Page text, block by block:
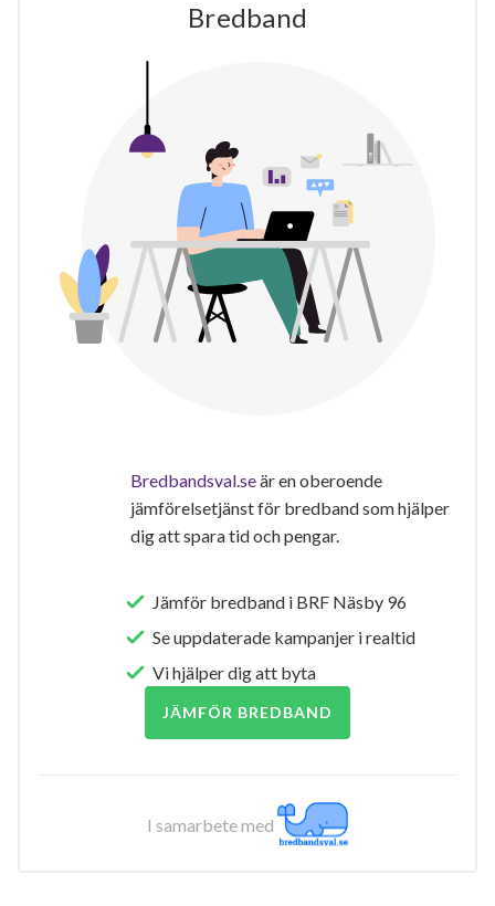
Bredband
Bredbandsval.seär en oberoende
jämförelsetjänst för bredband som hjälper
dig att spara tid och pengar.
Jämför bredband i BRF Näsby 96
Se uppdaterade kampanjer i realtid
Vi hjälper dig att byta
JÄMFÖR BREDBAND
I samarbete med